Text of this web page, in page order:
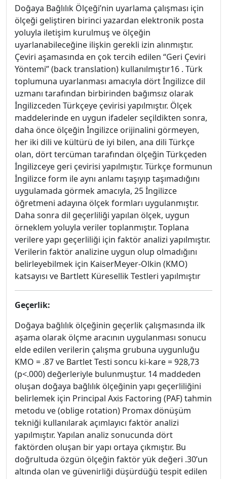
Doğaya Bağlılık Ölçeği’nin uyarlama çalışması için
ölçeği geliştiren birinci yazardan elektronik posta
yoluyla iletişim kurulmuş ve ölçeğin
uyarlanabileceğine ilişkin gerekli izin alınmıştır.
Çeviri aşamasında en çok tercih edilen “Geri Çeviri
Yöntemi” (back translation) kullanılmıştır16 . Türk
toplumuna uyarlanması amacıyla dört İngilizce dil
uzmanı tarafından birbirinden bağımsız olarak
İngilizceden Türkçeye çevirisi yapılmıştır. Ölçek
maddelerinde en uygun ifadeler seçildikten sonra,
daha önce ölçeğin İngilizce orijinalini görmeyen,
her iki dili ve kültürü de iyi bilen, ana dili Türkçe
olan, dört tercüman tarafından ölçeğin Türkçeden
İngilizceye geri çevirisi yapılmıştır. Türkçe formunun
İngilizce form ile aynı anlamı taşıyıp taşımadığını
uygulamada görmek amacıyla, 25 İngilizce
öğretmeni adayına ölçek formları uygulanmıştır.
Daha sonra dil geçerliliği yapılan ölçek, uygun
örneklem yoluyla veriler toplanmıştır. Toplana
verilere yapı geçerliliği için faktör analizi yapılmıştır.
Verilerin faktör analizine uygun olup olmadığını
belirleyebilmek için KaiserMeyer-Olkin (KMO)
katsayısı ve Bartlett Küresellik Testleri yapılmıştır
Geçerlik:
Doğaya bağlılık ölçeğinin geçerlik çalışmasında ilk
aşama olarak ölçme aracının uygulanması sonucu
elde edilen verilerin çalışma grubuna uygunluğu
KMO = .87 ve Bartlet Testi soncu ki-kare = 928,73
(p<.000) değerleriyle bulunmuştur. 14 maddeden
oluşan doğaya bağlılık ölçeğinin yapı geçerliliğini
belirlemek için Principal Axis Factoring (PAF) tahmin
metodu ve (oblige rotation) Promax dönüşüm
tekniği kullanılarak açımlayıcı faktör analizi
yapılmıştır. Yapılan analiz sonucunda dört
faktörden oluşan bir yapı ortaya çıkmıştır. Bu
doğrultuda özgün ölçeğin faktör yük değeri .30’un
altında olan ve güvenirliği düşürdüğü tespit edilen